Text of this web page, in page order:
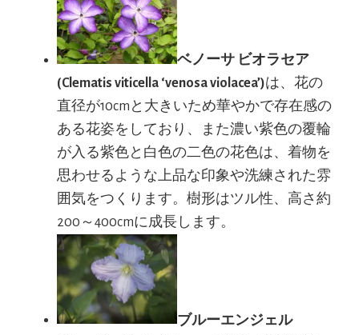
ベノーサ ビオラセア
(Clematis viticella ‘venosa violacea’)は、花の
直径が10cmと大きいため華やかで存在感の
ある花姿をしており、また濃い紫色の覆輪
が入る紫色と白色の二色の花色は、着物を
思わせるような上品な印象や洗練された雰
囲気をつくります。樹形はツル性、高さ約
200～400cmに成長します。
ブルーエンジェル